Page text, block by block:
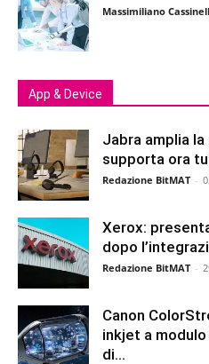
Massimiliano
App & Device
Jabra amplia la
supporta ora
Redazione BitMAT -
Xerox:
dopo
Redazione BitMAT -
Canon
inkjet a
di...